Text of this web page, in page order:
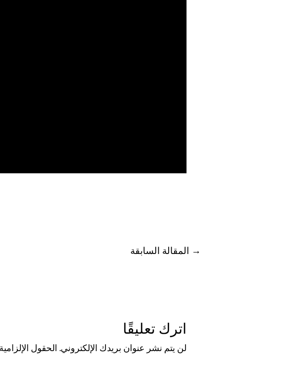
→ المقالة السابقة
اترك تعليقًا
لن يتم نشر عنوان بريدك الإلكتروني. الحقول